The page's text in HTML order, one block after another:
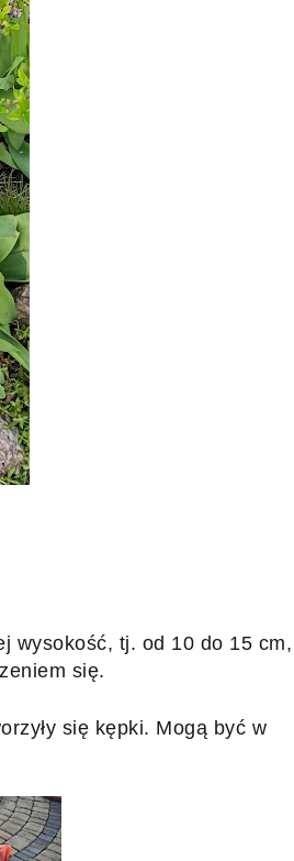
wysokość, tj. od 10 do 15 cm,
się.
się kępki. Mogą być w